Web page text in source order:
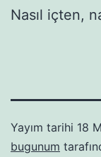
Nasıl içten,
Yayım tarihi 18
bugunum